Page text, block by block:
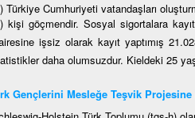
Türkiye Cumhuriyeti vatandaşları
kişi göçmendir. Sosyal sigortalara
işsiz olarak kayıt yaptımış
daha olumsuzdur. Kieldeki 25
Gençlerini Mesleğe Teşvik